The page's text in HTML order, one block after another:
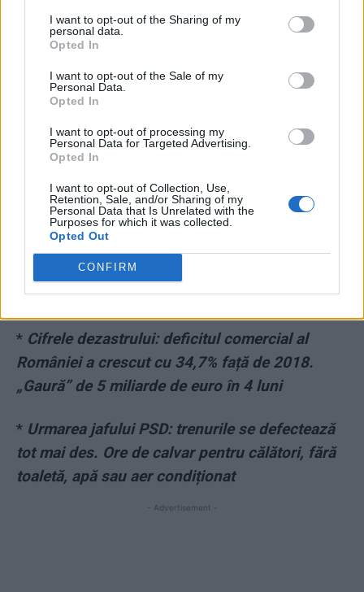
I want to opt-out of the Sharing of my
personal data.
Opted In
I want to opt-out of the Sale of my
Personal Data.
Opted In
I want to opt-out of processing my
Personal Data for Targeted Advertising.
Opted In
I want to opt-out of Collection, Use,
Retention, Sale, and/or Sharing of my
Personal Data that Is Unrelated with the
Purposes for which it was collected.
Opted Out
CONFIRM
pălmuit un om!
Dăncilă urcă în barca „Statului Paralel”: pune
într-o funcție importantă un fost șef SRI.
Nepotism și secretomanie. Tarom ascunde un
adevăr scandalos: toată familia directorului
general e angajată la compania de stat!
DOCUMENT. Concedieri și reduceri salariale
în toate instituțiile publice! Notificarea lui
Orlando confirmă că nu mai sunt bani
* Cifrele dezastrului: deficitul comercial al
României a crescut cu 34,7% față de 2018.
„Gaură” de 5 miliarde de euro în 4 luni
* Urmarea jafului PSD: trenurile se defectează
tot mai des. Ore de calvar pentru călători, fără
toaletă, apă sau aer condiționat
- Advertisement -